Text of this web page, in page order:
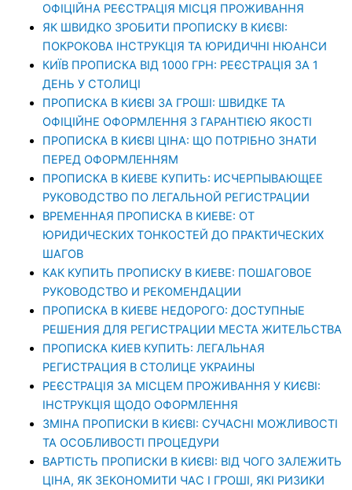
ОФІЦІЙНА РЕЄСТРАЦІЯ МІСЦЯ ПРОЖИВАННЯ
ЯК ШВИДКО ЗРОБИТИ ПРОПИСКУ В КИЄВІ:
ПОКРОКОВА ІНСТРУКЦІЯ ТА ЮРИДИЧНІ НЮАНСИ
КИЇВ ПРОПИСКА ВІД 1000 ГРН: РЕЄСТРАЦІЯ ЗА 1
ДЕНЬ У СТОЛИЦІ
ПРОПИСКА В КИЄВІ ЗА ГРОШІ: ШВИДКЕ ТА
ОФІЦІЙНЕ ОФОРМЛЕННЯ З ГАРАНТІЄЮ ЯКОСТІ
ПРОПИСКА В КИЄВІ ЦІНА: ЩО ПОТРІБНО ЗНАТИ
ПЕРЕД ОФОРМЛЕННЯМ
ПРОПИСКА В КИЕВЕ КУПИТЬ: ИСЧЕРПЫВАЮЩЕЕ
РУКОВОДСТВО ПО ЛЕГАЛЬНОЙ РЕГИСТРАЦИИ
ВРЕМЕННАЯ ПРОПИСКА В КИЕВЕ: ОТ
ЮРИДИЧЕСКИХ ТОНКОСТЕЙ ДО ПРАКТИЧЕСКИХ
ШАГОВ
КАК КУПИТЬ ПРОПИСКУ В КИЕВЕ: ПОШАГОВОЕ
РУКОВОДСТВО И РЕКОМЕНДАЦИИ
ПРОПИСКА В КИЕВЕ НЕДОРОГО: ДОСТУПНЫЕ
РЕШЕНИЯ ДЛЯ РЕГИСТРАЦИИ МЕСТА ЖИТЕЛЬСТВА
ПРОПИСКА КИЕВ КУПИТЬ: ЛЕГАЛЬНАЯ
РЕГИСТРАЦИЯ В СТОЛИЦЕ УКРАИНЫ
РЕЄСТРАЦІЯ ЗА МІСЦЕМ ПРОЖИВАННЯ У КИЄВІ:
ІНСТРУКЦІЯ ЩОДО ОФОРМЛЕННЯ
ЗМІНА ПРОПИСКИ В КИЄВІ: СУЧАСНІ МОЖЛИВОСТІ
ТА ОСОБЛИВОСТІ ПРОЦЕДУРИ
ВАРТІСТЬ ПРОПИСКИ В КИЄВІ: ВІД ЧОГО ЗАЛЕЖИТЬ
ЦІНА, ЯК ЗЕКОНОМИТИ ЧАС І ГРОШІ, ЯКІ РИЗИКИ